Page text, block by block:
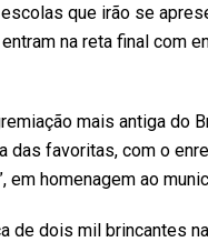
que irão se
na reta final com
mais antiga do
das favoritas, com o
em homenagem ao
de dois mil brincantes